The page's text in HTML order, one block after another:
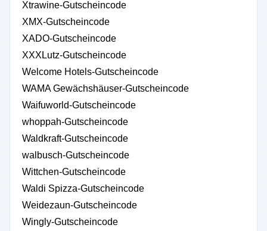
Xtrawine-Gutscheincode
XMX-Gutscheincode
XADO-Gutscheincode
XXXLutz-Gutscheincode
Welcome Hotels-Gutscheincode
WAMA Gewächshäuser-Gutscheincode
Waifuworld-Gutscheincode
whoppah-Gutscheincode
Waldkraft-Gutscheincode
walbusch-Gutscheincode
Wittchen-Gutscheincode
Waldi Spizza-Gutscheincode
Weidezaun-Gutscheincode
Wingly-Gutscheincode